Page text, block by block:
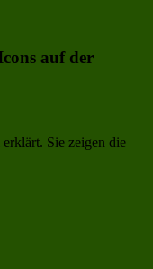
auf der
Sie zeigen die